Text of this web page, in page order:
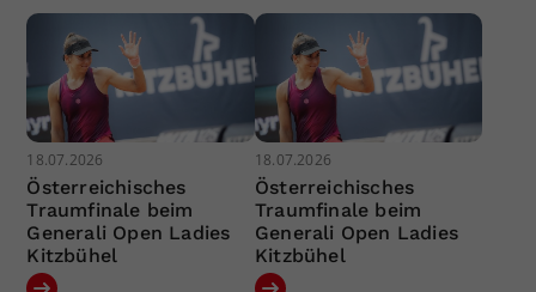
18.07.2026
Österreichisches
Traumfinale beim
Generali Open Ladies
Kitzbühel
18.07.2026
Österreichisches
Traumfinale beim
Generali Open Ladies
Kitzbühel